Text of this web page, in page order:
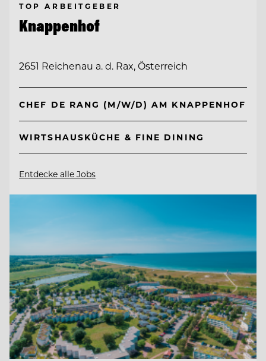
TOP ARBEITGEBER
Knappenhof
2651 Reichenau a. d. Rax, Österreich
CHEF DE RANG (M/W/D) AM KNAPPENHOF
WIRTSHAUSKÜCHE & FINE DINING
Entdecke alle Jobs